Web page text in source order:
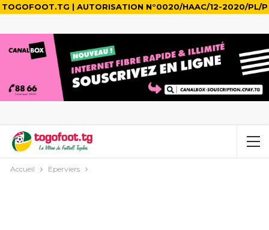
TOGOFOOT.TG | AUTORISATION N°0020/HAAC/12-2020/PL/P
Accueil Eperviers